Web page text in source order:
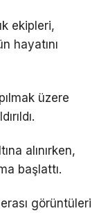
ekipleri,
hayatını
üzere
alınırken,
başlattı.
görüntüleri